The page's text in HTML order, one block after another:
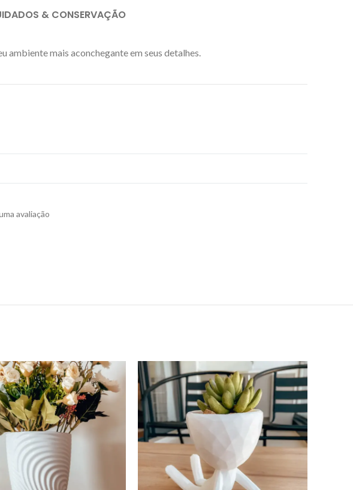
& CONSERVAÇÃO
ambiente mais aconchegante em seus detalhes.
avaliação